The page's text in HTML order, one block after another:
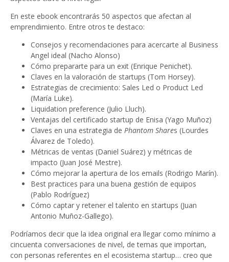
En este ebook encontrarás 50 aspectos que afectan al
emprendimiento. Entre otros te destaco:
Consejos y recomendaciones para acercarte al Business
Angel ideal (Nacho Alonso)
Cómo prepararte para un exit (Enrique Penichet).
Claves en la valoración de startups (Tom Horsey).
Estrategias de crecimiento: Sales Led o Product Led
(María Luke).
Liquidation preference (Julio Lluch).
Ventajas del certificado startup de Enisa (Yago Muñoz)
Claves en una estrategia de Phantom Shares (Lourdes
Álvarez de Toledo).
Métricas de ventas (Daniel Suárez) y métricas de
impacto (Juan José Mestre).
Cómo mejorar la apertura de los emails (Rodrigo Marín).
Best practices para una buena gestión de equipos
(Pablo Rodríguez)
Cómo captar y retener el talento en startups (Juan
Antonio Muñoz-Gallego).
Podríamos decir que la idea original era llegar como mínimo a
cincuenta conversaciones de nivel, de temas que importan,
con personas referentes en el ecosistema startup… creo que